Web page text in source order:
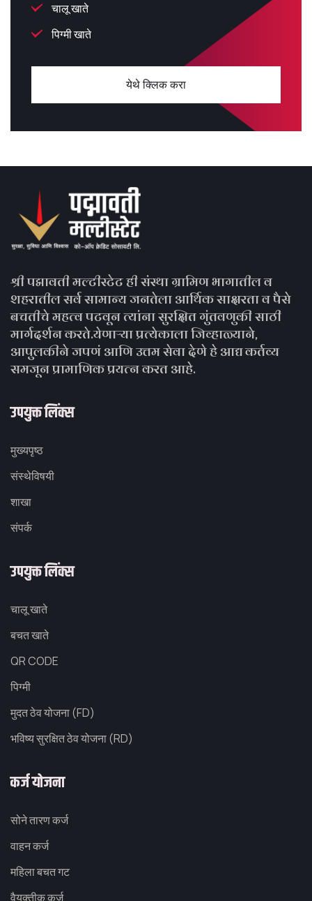
चालू खाते
पिग्मी खाते
येथे क्लिक करा
श्री पद्मावती मल्टीस्टेट ही संस्था ग्रामिण भागातील व
शहरातील सर्व सामान्य जनतेला आर्थिक साक्षरता व पैसे
बचतीचे महत्व पटवून त्यांना सुरक्षित गुंतवणुकी साठी
मार्गदर्शन करते.येणाऱ्या प्रत्येकाला जिव्हाळ्याने,
आपुलकीने जपणं आणि उत्तम सेवा देणे हे आद्य कर्तव्य
समजून प्रामाणिक प्रयत्न करत आहे.
उपयुक्त लिंक्स
मुख्यपृष्ठ
संस्थेविषयी
शाखा
संपर्क
उपयुक्त लिंक्स
चालू खाते
बचत खाते
QR CODE
पिग्मी
मुदत ठेव योजना (FD)
भविष्य सुरक्षित ठेव योजना (RD)
कर्ज योजना
सोने तारण कर्ज
वाहन कर्ज
महिला बचत गट
वैयक्तीक कर्ज